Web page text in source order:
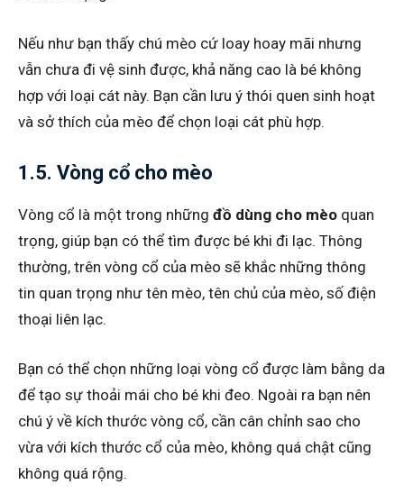
Nếu như bạn thấy chú mèo cứ loay hoay mãi nhưng
vẫn chưa đi vệ sinh được, khả năng cao là bé không
hợp với loại cát này. Bạn cần lưu ý thói quen sinh hoạt
và sở thích của mèo để chọn loại cát phù hợp.
1.5. Vòng cổ cho mèo
Vòng cổ là một trong những đồ dùng cho mèo quan
trọng, giúp bạn có thể tìm được bé khi đi lạc. Thông
thường, trên vòng cổ của mèo sẽ khắc những thông
tin quan trọng như tên mèo, tên chủ của mèo, số điện
thoại liên lạc.
Bạn có thể chọn những loại vòng cổ được làm bằng da
để tạo sự thoải mái cho bé khi đeo. Ngoài ra bạn nên
chú ý về kích thước vòng cổ, cần cân chỉnh sao cho
vừa với kích thước cổ của mèo, không quá chật cũng
không quá rộng.